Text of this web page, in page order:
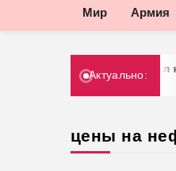
Мир Армия
Актуально:
«Добрый» перешел на
цены на